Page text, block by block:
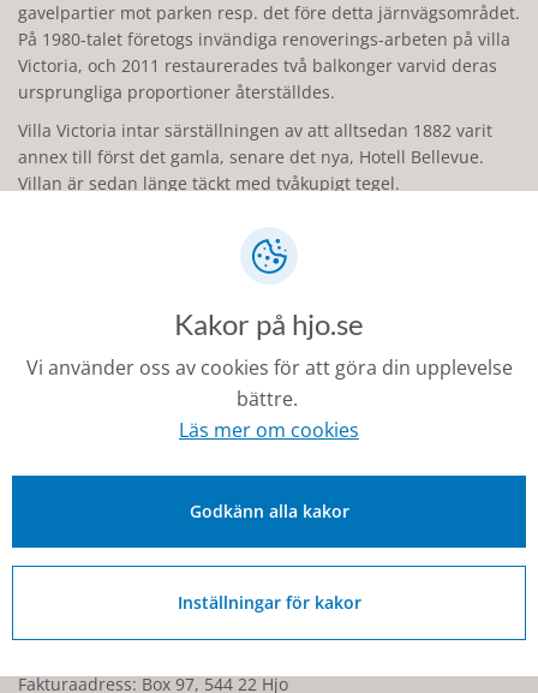
gavelpartier mot parken resp. det före detta järnvägsområdet.
På 1980-talet företogs invändiga renoverings-arbeten på villa
Victoria, och 2011 restaurerades två balkonger varvid deras
ursprungliga proportioner återställdes.
Villa Victoria intar särställningen av att alltsedan 1882 varit
annex till först det gamla, senare det nya, Hotell Bellevue.
Villan är sedan länge täckt med tvåkupigt tegel.
Antikvariskt värdefulla delar: Exteriörer.
Text och foto: Thomas Carlqvist
27 februari 2026
0503-350 00
Besöks- och postadress: Torggatan 2, 544 30 Hjo
Fakturaadress: Box 97, 544 22 Hjo
Kakor på hjo.se
Vi använder oss av cookies för att göra din upplevelse
bättre.
Läs mer om cookies
Godkänn alla kakor
Inställningar för kakor